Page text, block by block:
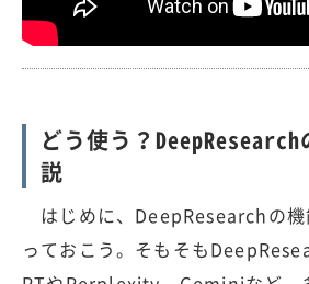
どう使う？
説
はじめに、DeepResearchの機
っておこう。そもそも